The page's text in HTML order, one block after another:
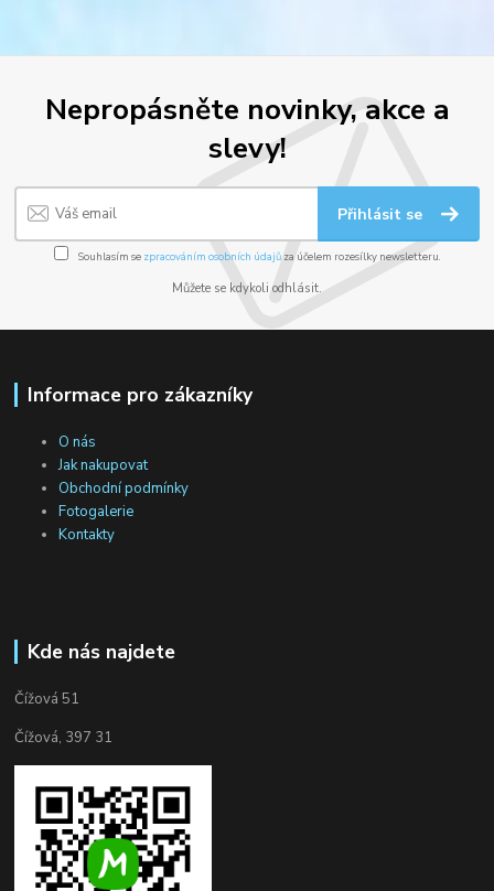
Nepropásněte novinky, akce a
slevy!
Přihlásit se
Souhlasím se zpracováním osobních údajůza účelem rozesílky newsletteru.
Můžete se kdykoli odhlásit.
Informace pro zákazníky
O nás
Jak nakupovat
Obchodní podmínky
Fotogalerie
Kontakty
Kde nás najdete
Čížová 51
Čížová, 397 31